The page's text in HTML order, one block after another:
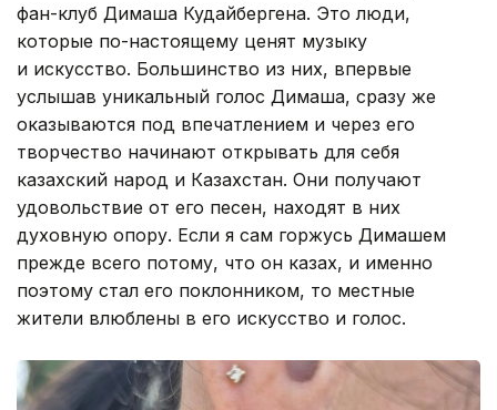
фан-клуб Димаша Кудайбергена. Это люди,
которые по-настоящему ценят музыку
и искусство. Большинство из них, впервые
услышав уникальный голос Димаша, сразу же
оказываются под впечатлением и через его
творчество начинают открывать для себя
казахский народ и Казахстан. Они получают
удовольствие от его песен, находят в них
духовную опору. Если я сам горжусь Димашем
прежде всего потому, что он казах, и именно
поэтому стал его поклонником, то местные
жители влюблены в его искусство и голос.